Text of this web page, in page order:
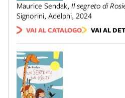
Maurice Sendak, Il segreto di
Signorini, Adelphi, 2024
VAI AL CATALOGO VAI AL